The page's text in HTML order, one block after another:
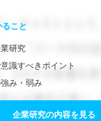
こと
研究
識すべきポイント
み・弱み
企業研究の内容を見る